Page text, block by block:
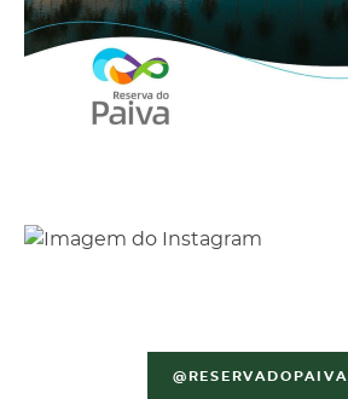
@RESERVADOPAIVA